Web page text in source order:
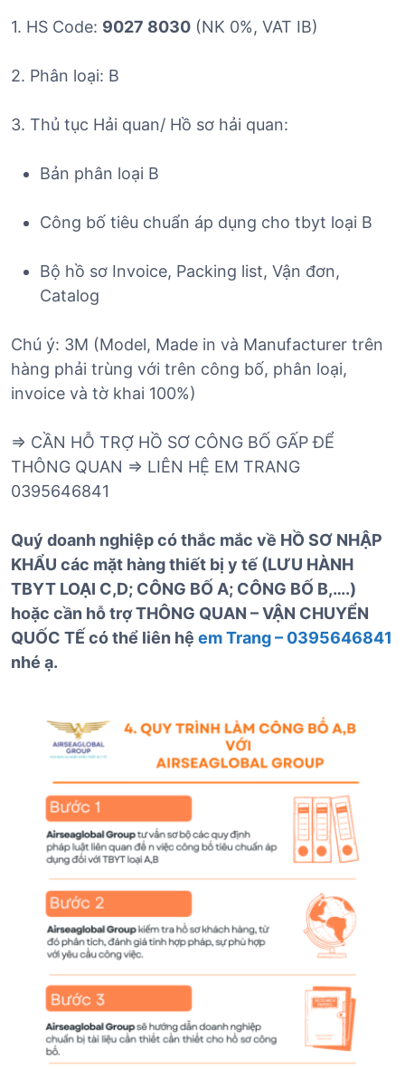
1. HS Code: 9027 8030 (NK 0%, VAT IB)
2. Phân loại: B
3. Thủ tục Hải quan/ Hồ sơ hải quan:
Bản phân loại B
Công bố tiêu chuẩn áp dụng cho tbyt loại B
Bộ hồ sơ Invoice, Packing list, Vận đơn,
Catalog
Chú ý: 3M (Model, Made in và Manufacturer trên
hàng phải trùng với trên công bố, phân loại,
invoice và tờ khai 100%)
=> CẦN HỖ TRỢ HỒ SƠ CÔNG BỐ GẤP ĐỂ
THÔNG QUAN => LIÊN HỆ EM TRANG
0395646841
Quý doanh nghiệp có thắc mắc về HỒ SƠ NHẬP
KHẨU các mặt hàng thiết bị y tế (LƯU HÀNH
TBYT LOẠI C,D; CÔNG BỐ A; CÔNG BỐ B,….)
hoặc cần hỗ trợ THÔNG QUAN – VẬN CHUYỂN
QUỐC TẾ có thể liên hệ em Trang – 0395646841
nhé ạ.